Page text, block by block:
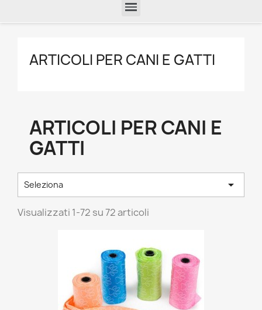
ARTICOLI PER CANI E GATTI
ARTICOLI PER CANI E
GATTI
Seleziona 
Visualizzati 1-72 su 72 articoli